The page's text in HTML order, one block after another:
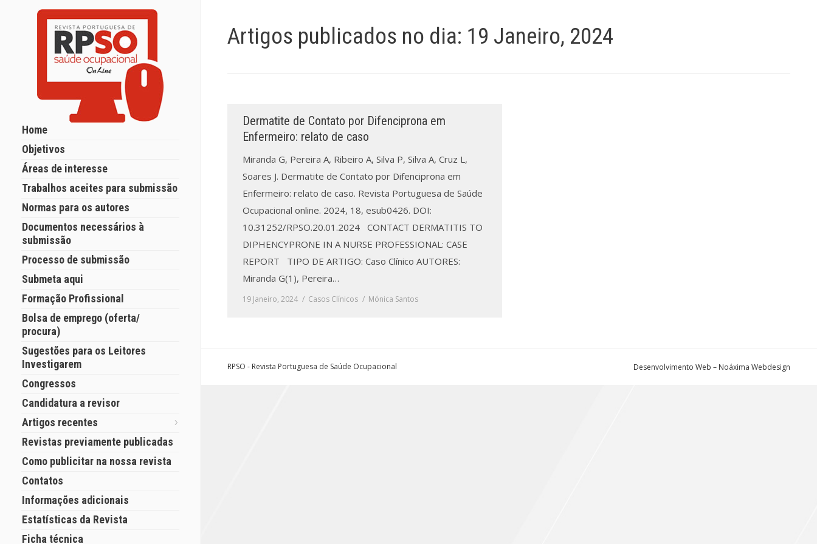
Home
Objetivos
Áreas de interesse
Trabalhos aceites para submissão
Normas para os autores
Documentos necessários à
submissão
Processo de submissão
Submeta aqui
Formação Profissional
Bolsa de emprego (oferta/
procura)
Sugestões para os Leitores
Investigarem
Congressos
Candidatura a revisor
Artigos recentes
Revistas previamente publicadas
Como publicitar na nossa revista
Contatos
Informações adicionais
Estatísticas da Revista
Ficha técnica
Artigos publicados no dia: 19 Janeiro, 2024
Dermatite de Contato por Difenciprona em
Enfermeiro: relato de caso
Miranda G, Pereira A, Ribeiro A, Silva P, Silva A, Cruz L,
Soares J. Dermatite de Contato por Difenciprona em
Enfermeiro: relato de caso. Revista Portuguesa de Saúde
Ocupacional online. 2024, 18, esub0426. DOI:
10.31252/RPSO.20.01.2024 CONTACT DERMATITIS TO
DIPHENCYPRONE IN A NURSE PROFESSIONAL: CASE
REPORT TIPO DE ARTIGO: Caso Clínico AUTORES:
Miranda G(1), Pereira…
19 Janeiro, 2024 Casos Clínicos Mónica Santos
RPSO - Revista Portuguesa de Saúde Ocupacional Desenvolvimento Web – Noáxima Webdesign